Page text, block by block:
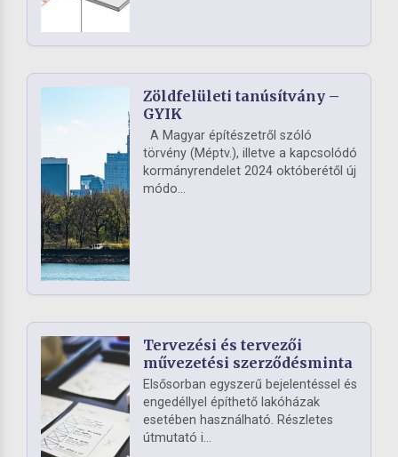
Zöldfelületi tanúsítvány –
GYIK
A Magyar építészetről szóló
törvény (Méptv.), illetve a kapcsolódó
kormányrendelet 2024 októberétől új
módo...
Tervezési és tervezői
művezetési szerződésminta
Elsősorban egyszerű bejelentéssel és
engedéllyel építhető lakóházak
esetében használható. Részletes
útmutató i...